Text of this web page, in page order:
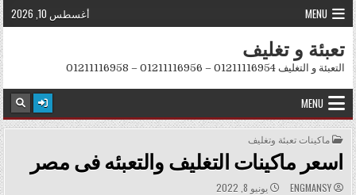
Skip to content
MENU أغسطس 10, 2026
تعبئة و تغليف
التعبئة و التغليف 01211116954 – 01211116956 – 01211116958
MENU
POSTED IN
ماكينات تعبئة وتغليف
اسعر ماكينات التغليف والتعبئه فى مصر
AUTHOR:
ENGMANSY
PUBLISHED DATE:
يونيو 8, 2022